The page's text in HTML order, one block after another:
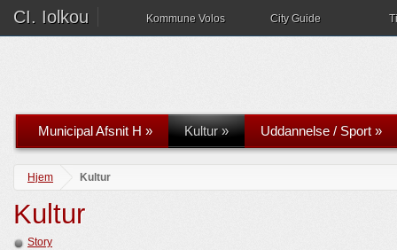
CI. Iolkou Kommune Volos City Guide
Municipal Afsnit H » Kultur» Uddannelse / Sport »
Hjem Kultur
Kultur
Story